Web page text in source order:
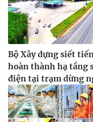
® Cấm sao chép dưới
thuận bằng văn bản. Ghi
thông tin từ website này.
Bộ Xây dựng siết
hoàn thành hạ tầng
điện tại trạm dừng